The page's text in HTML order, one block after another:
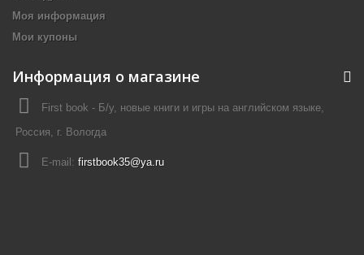
Моя информация
Мои купоны
Информация о магазине
First book - Б/у, новые книги и игры на английском языке,
Россия, г. Вологда
E-mail: firstbook35@ya.ru